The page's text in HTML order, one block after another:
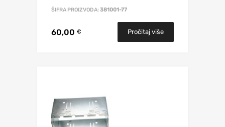
ŠIFRA PROIZVODA: 381001-77
60,00 € Pročitaj više